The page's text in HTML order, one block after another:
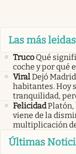
Las más leidas
Truco Qué
coche y por qué
ViralDejó
habitantes. Hoy
tranquilidad,
FelicidadPlatón,
viene de la
multiplicación
Últimas